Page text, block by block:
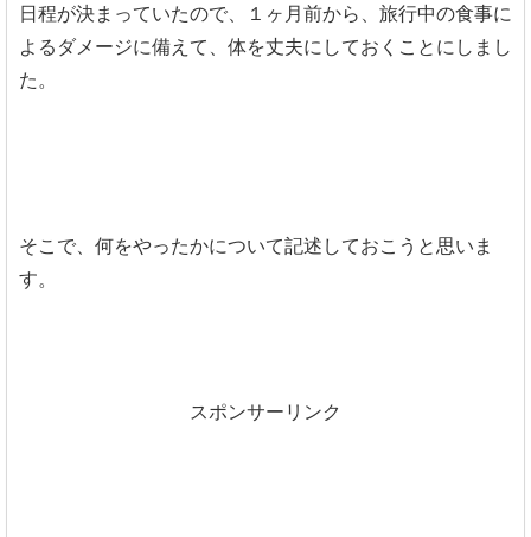
日程が決まっていたので、１ヶ月前から、旅行中の食事に
よるダメージに備えて、体を丈夫にしておくことにしまし
た。
そこで、何をやったかについて記述しておこうと思いま
す。
スポンサーリンク